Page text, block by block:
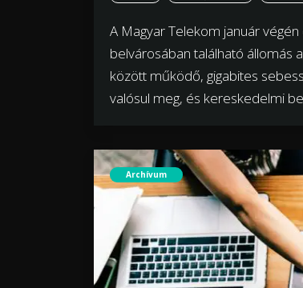
A Magyar Telekom január
belvárosában található állomás
között működő, gigabites
valósul meg, és kereskedelmi
Archívum